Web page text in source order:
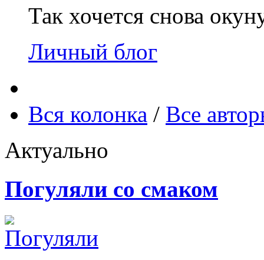
Так хочется снова
Личный блог
Вся колонка / Все
Актуально
Погуляли со смаком